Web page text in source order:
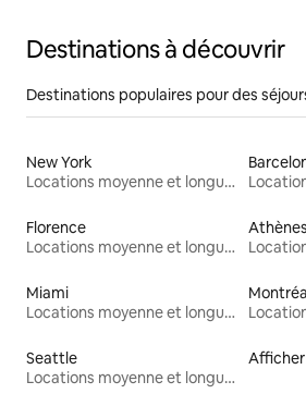
Destinations à découvrir
Destinations populaires pour des
New York
Locations moyenne et longue durée
Florence
Locations moyenne et longue durée
Athènes
Miami
Locations moyenne et longue durée
Montréal
Seattle
Locations moyenne et longue durée